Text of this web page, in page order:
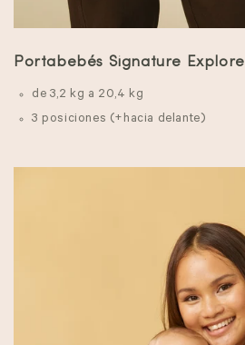
Portabebés Signature Explore
de 3,2 kg a 20,4 kg
3 posiciones (+hacia delante)